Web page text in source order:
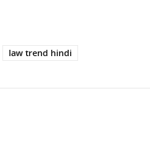
law trend hindi